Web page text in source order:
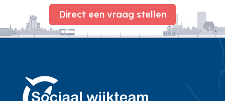
Direct een vraag stellen